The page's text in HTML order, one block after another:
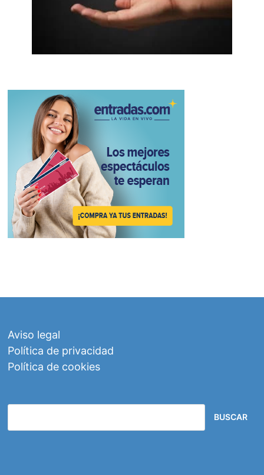
Aviso legal
Política de privacidad
Política de cookies
BUSCAR